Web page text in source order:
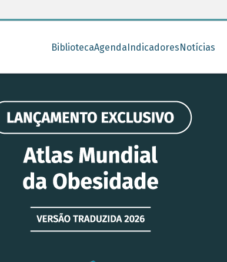
BibliotecaAgendaIndicadoresNotícias